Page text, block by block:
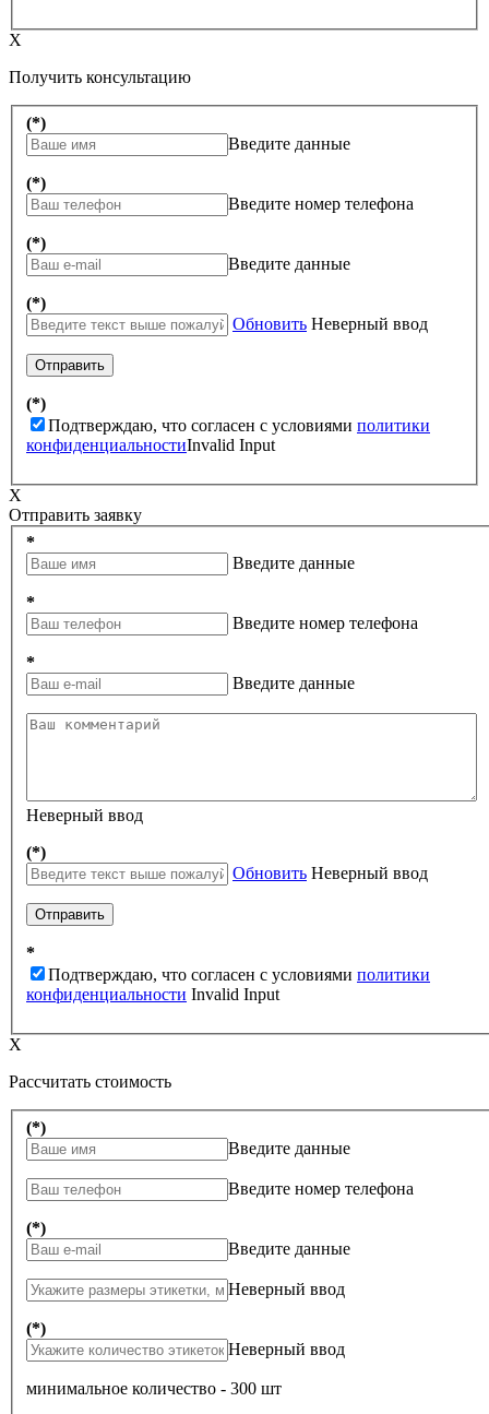
X
Получить консультацию
(*)
Введите данные
(*)
Введите номер телефона
(*)
Введите данные
(*)
Обновить Неверный ввод
Отправить
(*)
Подтверждаю, что согласен с условиями политики
конфиденциальностиInvalid Input
X
Отправить заявку
*
Введите данные
*
Введите номер телефона
*
Введите данные
Неверный ввод
(*)
Обновить Неверный ввод
Отправить
*
Подтверждаю, что согласен с условиями политики
конфиденциальности Invalid Input
X
Рассчитать стоимость
(*)
Введите данные
Введите номер телефона
(*)
Введите данные
Неверный ввод
(*)
Неверный ввод
минимальное количество - 300 шт